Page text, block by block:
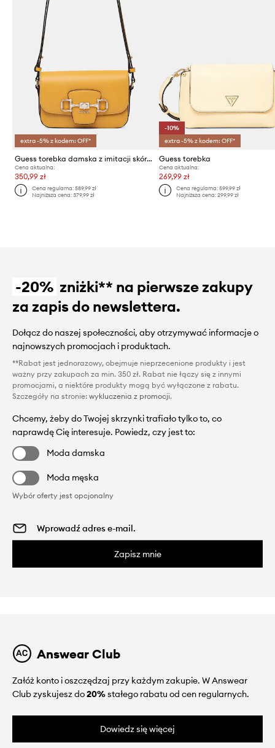
extra -5% z kodem: OFF*
Guess torebka damska z imitacji skóry JANIE
Cena aktualna:
350,99 zł
Cena regularna:589,99 zł
Najniższa cena:379,99 zł
-10%
extra -5% z kodem: OFF*
Guess torebka
Cena aktualna:
269,99 zł
Cena regularna: 599,99 zł
Najniższa cena: 299,99 zł
-20% zniżki** na pierwsze zakupy
za zapis do newslettera.
Dołącz do naszej społeczności, aby otrzymywać informacje o
najnowszych promocjach i produktach.
**Rabat jest jednorazowy, obejmuje nieprzecenione produkty i jest
ważny przy zakupach za min. 350 zł. Rabat nie łączy się z innymi
promocjami, a niektóre produkty mogą być wyłączone z rabatu.
Szczegóły na stronie: wykluczenia z promocji.
Chcemy, żeby do Twojej skrzynki trafiało tylko to, co
naprawdę Cię interesuje. Powiedz, czy jest to:
Moda damska
Moda męska
Wybór oferty jest opcjonalny
Zapisz mnie
Answear Club
Załóż konto i oszczędzaj przy każdym zakupie. W Answear
Club zyskujesz do20%stałego rabatu od cen regularnych.
Dowiedz się więcej